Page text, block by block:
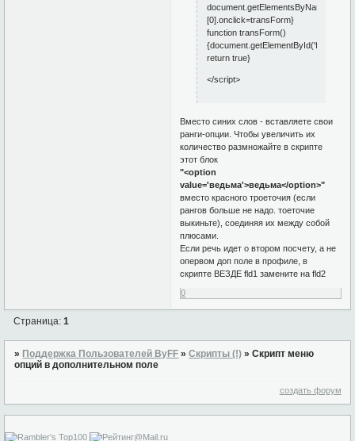
[0].onclick=transForm}
function transForm()
return true}
</script>
Вместо синих слов - вставляете свои
ранги-опции. Чтобы увеличить их
количество размножайте в скрипте
этот блок
"<option
value='ведьма'>ведьма</option>"
вместо красного троеточия (если
рангов больше не надо. тоеточие
выкиньте), соединяя их между собой
плюсами.
Если речь идет о втором посчету, а не
опервом доп поле в профиле, в
скрипте ВЕЗДЕ fld1 замените на fld2
0
Страница:1
» Поддержка Пользователей ByFF »Скрипты (!) »Скрипт меню
опций в дополнительном поле
создать форум